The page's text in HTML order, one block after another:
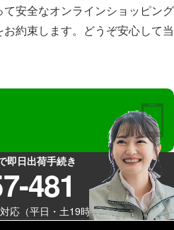
安全なオンラインショッピング
約束します。どうぞ安心して当
即日出荷手続き
481
応（平日・土19時まで）